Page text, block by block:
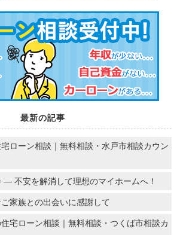
最新の記事
宅ローン相談｜無料相談・水戸市相談カウン
― 不安を解消して理想のマイホームへ！
ご家族との出会いに感謝して
住宅ローン相談｜無料相談・つくば市相談カ